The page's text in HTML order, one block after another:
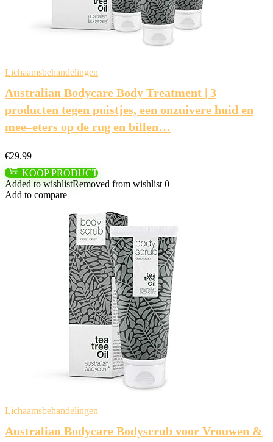
Lichaamsbehandelingen
Australian Bodycare Body Treatment | 3
producten tegen puistjes, een onzuivere huid en
mee–eters op de rug en billen…
€29.99
KOOP PRODUCT
Added to wishlistRemoved from wishlist 0
Add to compare
Lichaamsbehandelingen
Australian Bodycare Bodyscrub voor Vrouwen &